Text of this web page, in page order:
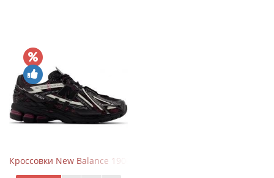
Кроссовки New Balance 1906A Dragon Berry